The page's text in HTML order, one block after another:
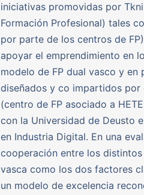
iniciativas promovidas por
Formación Profesional) tales
por parte de los centros de
apoyar el emprendimiento en
modelo de FP dual vasco y
diseñados y co impartidos por
(centro de FP asociado a
con la Universidad de Deusto
en Industria Digital. En una
cooperación entre los
vasca como los dos factores
un modelo de excelencia